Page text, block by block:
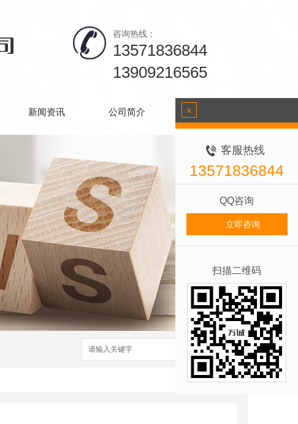
咨询热线：
13571836844
13909216565
新闻资讯 公司简介 联系我们
搜索
x
客服热线
13571836844
QQ咨询
立即咨询
扫描二维码